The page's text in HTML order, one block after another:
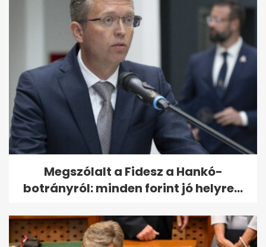
Megszólalt a Fidesz a Hankó-
botrányról: minden forint jó helyre...